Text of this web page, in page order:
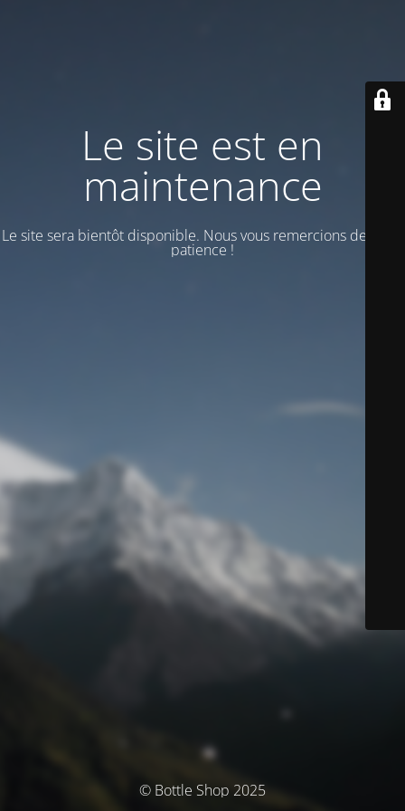
Le site est en
maintenance
Le site sera bientôt disponible. Nous vous remercions de votre
patience !
© Bottle Shop 2025